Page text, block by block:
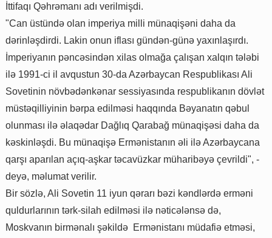
İttifaqı Qəhrəmanı adı verilmişdi.
"Can üstündə olan imperiya milli münaqişəni daha da
dərinləşdirdi. Lakin onun iflası gündən-günə yaxınlaşırdı.
İmperiyanın pəncəsindən xilas olmağa çalışan xalqın tələbi
ilə 1991-ci il avqustun 30-da Azərbaycan Respublikası Ali
Sovetinin növbədənkənar sessiyasında respublikanın dövlət
müstəqilliyinin bərpa edilməsi haqqında Bəyanatın qəbul
olunması ilə əlaqədar Dağlıq Qarabağ münaqişəsi daha da
kəskinləşdi. Bu münaqişə Ermənistanın əli ilə Azərbaycana
qarşı aparılan açıq-aşkar təcavüzkar müharibəyə çevrildi", -
deyə, məlumat verilir.
Bir sözlə, Ali Sovetin 11 iyun qərarı bəzi kəndlərdə erməni
quldurlarının tərk-silah edilməsi ilə nəticələnsə də,
Moskvanın birmənalı şəkildə Ermənistanı müdafiə etməsi,